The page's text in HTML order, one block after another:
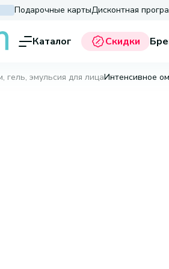
Подарочные картыДисконтная
Каталог Скидки
гель, эмульсия для лицаИнтенсивное